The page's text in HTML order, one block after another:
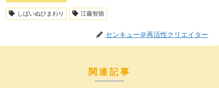
しばいぬひまわり 江藤智徳
センキュー＠再活性クリエイター
関連記事